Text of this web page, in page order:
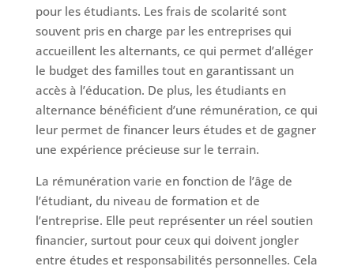
pour les étudiants. Les frais de scolarité sont
souvent pris en charge par les entreprises qui
accueillent les alternants, ce qui permet d’alléger
le budget des familles tout en garantissant un
accès à l’éducation. De plus, les étudiants en
alternance bénéficient d’une rémunération, ce qui
leur permet de financer leurs études et de gagner
une expérience précieuse sur le terrain.
La rémunération varie en fonction de l’âge de
l’étudiant, du niveau de formation et de
l’entreprise. Elle peut représenter un réel soutien
financier, surtout pour ceux qui doivent jongler
entre études et responsabilités personnelles. Cela